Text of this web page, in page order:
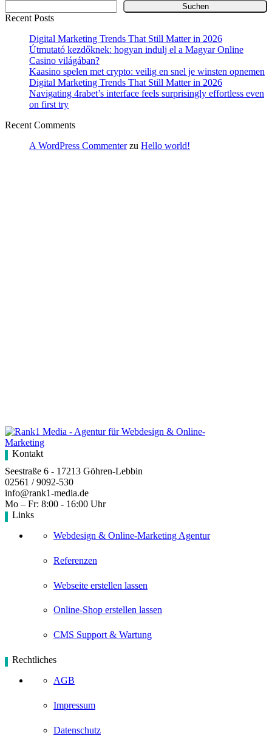
Suchen
Recent Posts
Digital Marketing Trends That Still Matter in 2026
Útmutató kezdőknek: hogyan indulj el a Magyar Online
Casino világában?
Kaasino spelen met crypto: veilig en snel je winsten opnemen
Digital Marketing Trends That Still Matter in 2026
Navigating 4rabet’s interface feels surprisingly effortless even
on first try
Recent Comments
A WordPress Commenterzu Hello world!
Kontakt
Seestraße 6 - 17213 Göhren-Lebbin
02561 / 9092-530
info@rank1-media.de
Mo – Fr: 8:00 - 16:00 Uhr
Links
Webdesign & Online-Marketing Agentur
Referenzen
Webseite erstellen lassen
Online-Shop erstellen lassen
CMS Support & Wartung
Rechtliches
AGB
Impressum
Datenschutz